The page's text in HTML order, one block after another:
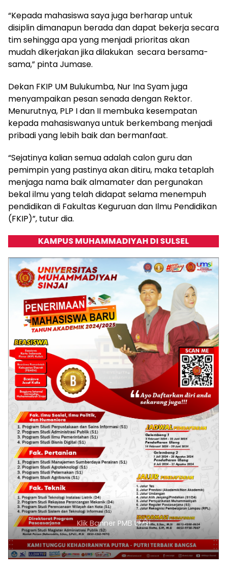
“Kepada mahasiswa saya juga berharap untuk
disiplin dimanapun berada dan dapat bekerja secara
tim sehingga apa yang menjadi prioritas akan
mudah dikerjakan jika dilakukan secara bersama-
sama,” pinta Jumase.
Dekan FKIP UM Bulukumba, Nur Ina Syam juga
menyampaikan pesan senada dengan Rektor.
Menurutnya, PLP I dan II membuka kesempatan
kepada mahasiswanya untuk berkembang menjadi
pribadi yang lebih baik dan bermanfaat.
“Sejatinya kalian semua adalah calon guru dan
pemimpin yang pastinya akan ditiru, maka tetaplah
menjaga nama baik almamater dan pergunakan
bekal ilmu yang telah didapat selama menempuh
pendidikan di Fakultas Keguruan dan Ilmu Pendidikan
(FKIP)”, tutur dia.
KAMPUS MUHAMMADIYAH DI SULSEL
Klik Banner PMB UMSI